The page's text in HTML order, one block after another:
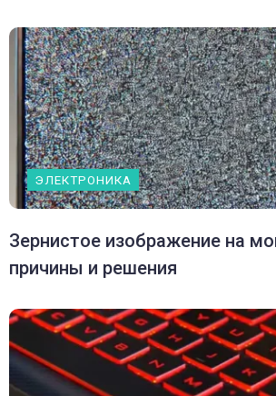
ЭЛЕКТРОНИКА
Зернистое изображение на
причины и решения